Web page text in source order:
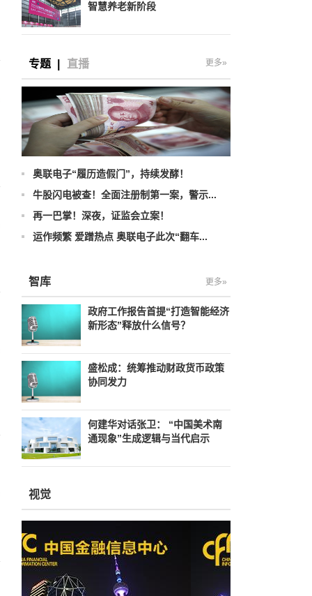
智慧养老新阶段
专题 直播 更多»
奥联电子“履历造假门”，持续发酵！
牛股闪电被查！全面注册制第一案，警示...
再一巴掌！深夜，证监会立案！
运作频繁 爱蹭热点 奥联电子此次“翻车...
智库 更多»
政府工作报告首提“打造智能经济
新形态”释放什么信号？
盛松成：统筹推动财政货币政策
协同发力
何建华对话张卫： “中国美术南
通现象”生成逻辑与当代启示
视觉